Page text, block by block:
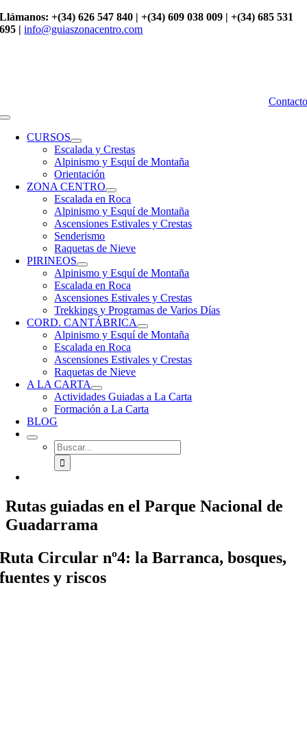
Saltar
al
Llámanos: +(34) 626 547 840 | +(34) 609 038 009 | +(34) 685 531
695 | info@guiaszonacentro.com
Contacto
Toggle
NavigationCURSOS
Escalada y Crestas
Alpinismo y Esquí de Montaña
Orientación
ZONA CENTRO
Escalada en Roca
Alpinismo y Esquí de Montaña
Ascensiones Estivales y Crestas
Senderismo
Raquetas de Nieve
PIRINEOS
Alpinismo y Esquí de Montaña
Escalada en Roca
Ascensiones Estivales y Crestas
Trekkings y Programas de Varios Días
CORD. CANTÁBRICA
Alpinismo y Esquí de Montaña
Escalada en Roca
Ascensiones Estivales y Crestas
Raquetas de Nieve
A LA CARTA
Actividades Guiadas a La Carta
Formación a La Carta
BLOG
Buscar:
Rutas guiadas en el Parque Nacional de
Guadarrama
Ruta Circular nº4: la Barranca, bosques,
fuentes y riscos